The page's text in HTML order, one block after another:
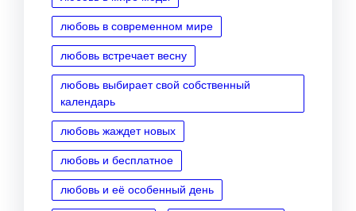
любовь в современном мире
любовь встречает весну
любовь выбирает свой собственный
календарь
любовь жаждет новых
любовь и бесплатное
любовь и её особенный день